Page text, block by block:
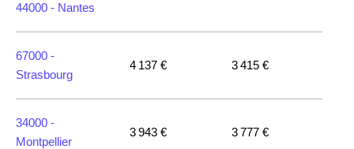
44000 - Nantes
67000 -
Strasbourg
4 137 € 3 415 €
34000 -
Montpellier
3 943 € 3 777 €